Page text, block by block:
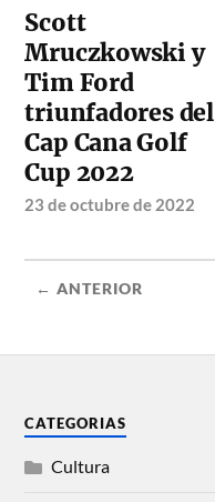
Scott
Mruczkowski y
Tim Ford
triunfadores del
Cap Cana Golf
Cup 2022
23 de octubre de 2022
← ANTERIOR
CATEGORIAS
Cultura